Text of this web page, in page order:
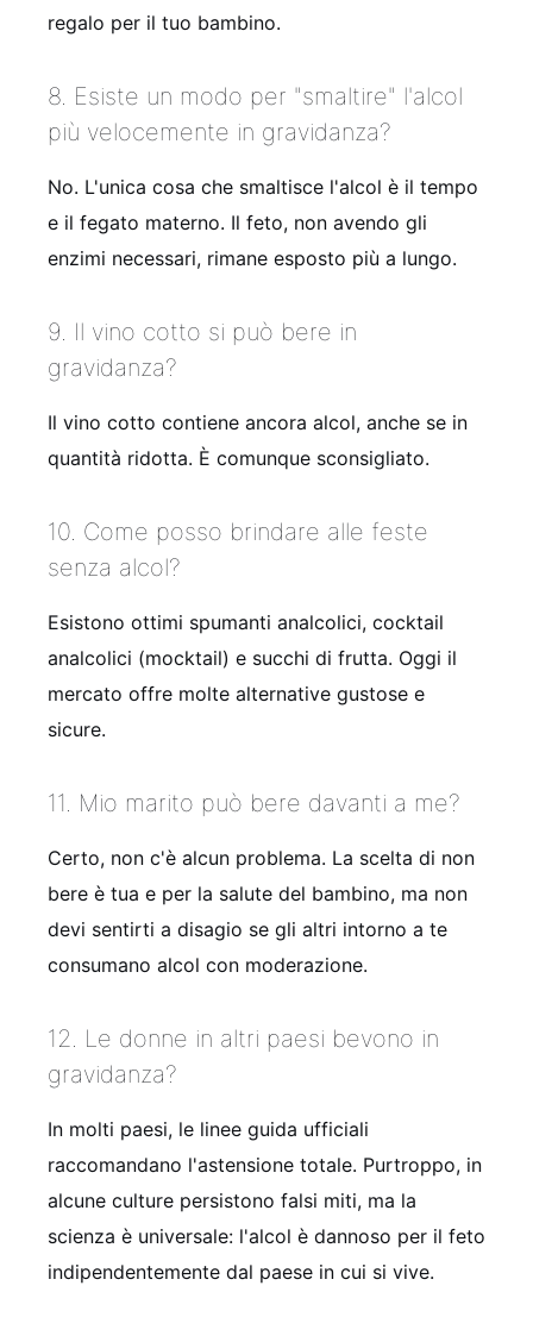
regalo per il tuo bambino.
8. Esiste un modo per "smaltire" l'alcol
più velocemente in gravidanza?
No. L'unica cosa che smaltisce l'alcol è il tempo
e il fegato materno. Il feto, non avendo gli
enzimi necessari, rimane esposto più a lungo.
9. Il vino cotto si può bere in
gravidanza?
Il vino cotto contiene ancora alcol, anche se in
quantità ridotta. È comunque sconsigliato.
10. Come posso brindare alle feste
senza alcol?
Esistono ottimi spumanti analcolici, cocktail
analcolici (mocktail) e succhi di frutta. Oggi il
mercato offre molte alternative gustose e
sicure.
11. Mio marito può bere davanti a me?
Certo, non c'è alcun problema. La scelta di non
bere è tua e per la salute del bambino, ma non
devi sentirti a disagio se gli altri intorno a te
consumano alcol con moderazione.
12. Le donne in altri paesi bevono in
gravidanza?
In molti paesi, le linee guida ufficiali
raccomandano l'astensione totale. Purtroppo, in
alcune culture persistono falsi miti, ma la
scienza è universale: l'alcol è dannoso per il feto
indipendentemente dal paese in cui si vive.